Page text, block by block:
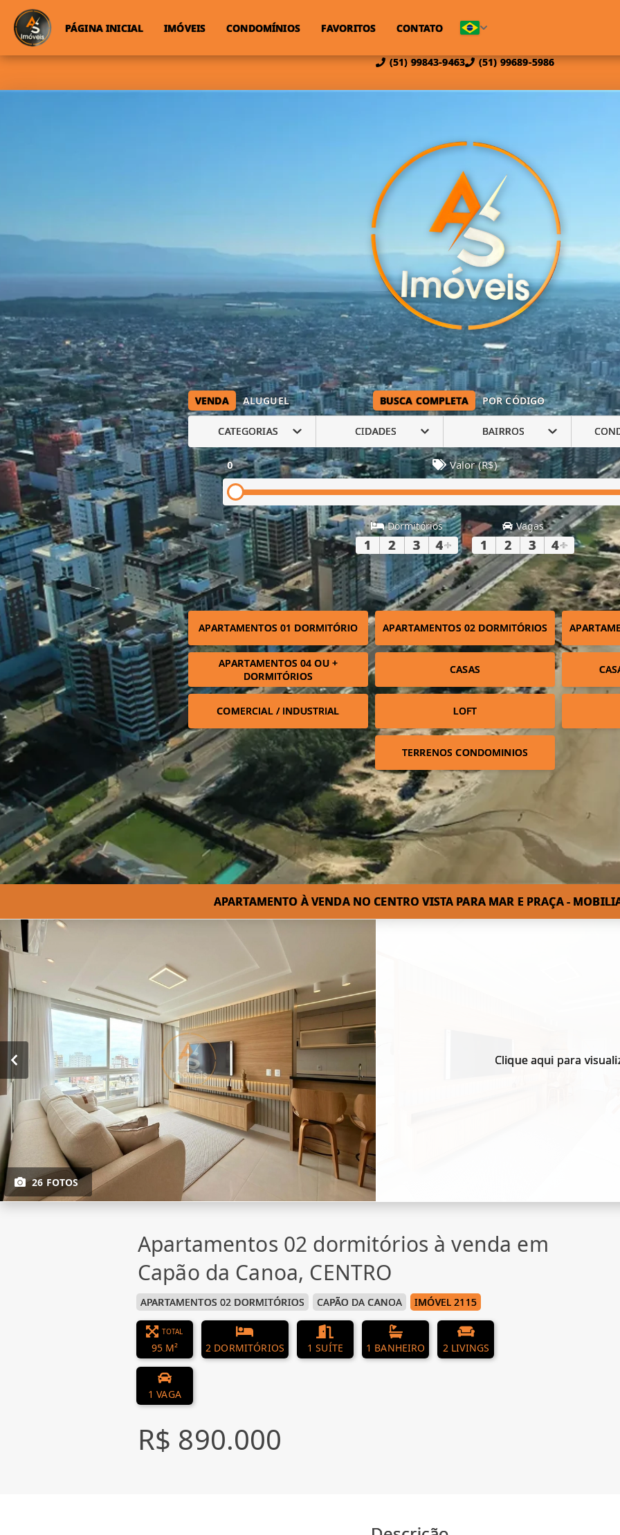
(51) 99843-9463 (51) 99689-5986
PÁGINA INICIAL IMÓVEIS CONDOMÍNIOS FAVORITOS CONTATO
VENDA ALUGUEL BUSCA COMPLETA POR CÓDIGO
CATEGORIAS CIDADES BAIRROS
0 Valor (R$)
Dormitórios
1 2 3 4+
Vagas
1 2 3 4+
APARTAMENTOS 01 DORMITÓRIO APARTAMENTOS 02 DORMITÓRIOS
APARTAMENTOS 04 OU +
DORMITÓRIOS
CASAS
COMERCIAL / INDUSTRIAL LOFT
TERRENOS CONDOMINIOS
APARTAMENTO À VENDA NO CENTRO VISTA PARA MAR E PRAÇA -
26 FOTOS
Clique aqui para
Apartamentos 02 dormitórios à venda em
Capão da Canoa, CENTRO
APARTAMENTOS 02 DORMITÓRIOS CAPÃO DA CANOA IMÓVEL 2115
TOTAL
95 M² 2 DORMITÓRIOS 1 SUÍTE 1 BANHEIRO 2 LIVINGS
1 VAGA
R$ 890.000